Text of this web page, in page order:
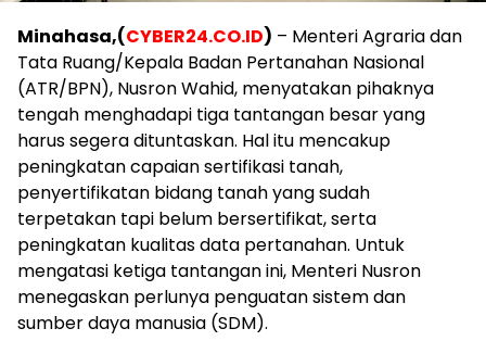
Minahasa,(CYBER24.CO.ID) – Menteri Agraria dan
Tata Ruang/Kepala Badan Pertanahan Nasional
(ATR/BPN), Nusron Wahid, menyatakan pihaknya
tengah menghadapi tiga tantangan besar yang
harus segera dituntaskan. Hal itu mencakup
peningkatan capaian sertifikasi tanah,
penyertifikatan bidang tanah yang sudah
terpetakan tapi belum bersertifikat, serta
peningkatan kualitas data pertanahan. Untuk
mengatasi ketiga tantangan ini, Menteri Nusron
menegaskan perlunya penguatan sistem dan
sumber daya manusia (SDM).